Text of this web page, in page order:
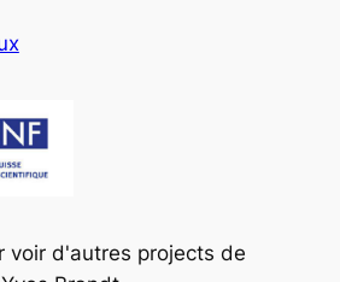
voir d'autres projects de